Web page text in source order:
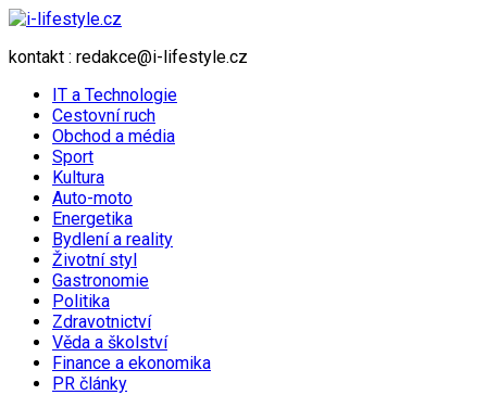
kontakt : redakce@i-lifestyle.cz
IT a Technologie
Cestovní ruch
Obchod a média
Sport
Kultura
Auto-moto
Energetika
Bydlení a reality
Životní styl
Gastronomie
Politika
Zdravotnictví
Věda a školství
Finance a ekonomika
PR články